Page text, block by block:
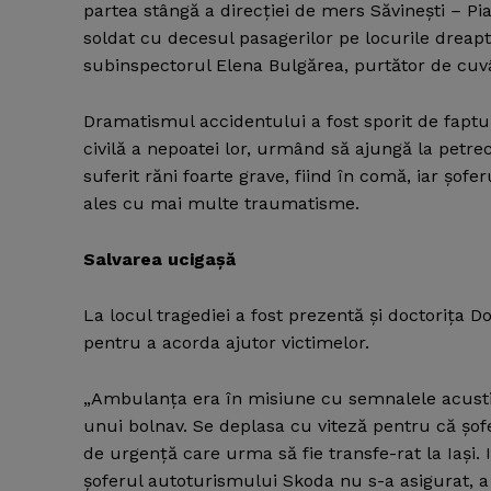
partea stângă a direcţiei de mers Săvineşti –
soldat cu decesul pasagerilor pe locurile
subinspectorul Elena Bulgărea, purtător de
Dramatismul accidentului a fost sporit de
civilă a nepoatei lor, urmând să ajungă la
suferit răni foarte grave, fiind în comă, iar
ales cu mai multe traumatisme.
Salvarea ucigaşă
La locul tragediei a fost prezentă şi doctoriţa
pentru a acorda ajutor victimelor.
„Ambulanţa era în misiune cu semnalele
unui bolnav. Se deplasa cu viteză pentru că
de urgenţă care urma să fie transfe-rat la
şoferul autoturismului Skoda nu s-a asigurat,